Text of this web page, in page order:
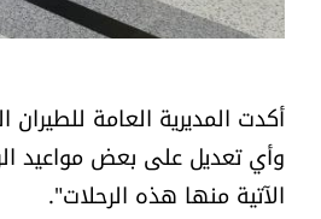
أكدت المديرية العامة
وأي تعديل على بعض مواعيد
الآتية منها هذه الرحلات".